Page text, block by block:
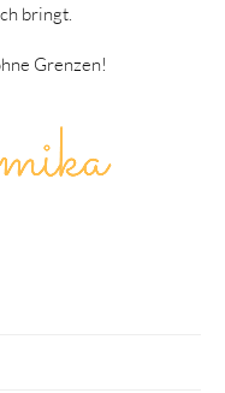
bringt.
Grenzen!